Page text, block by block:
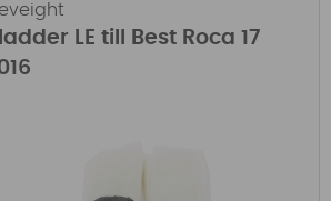
LE till Best Roca 17